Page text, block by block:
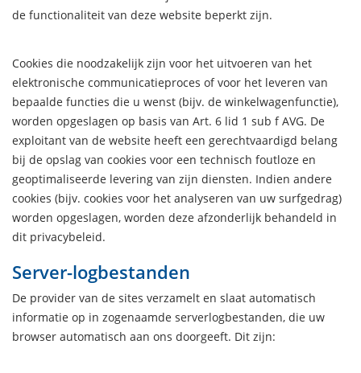
de functionaliteit van deze website beperkt zijn.
Cookies die noodzakelijk zijn voor het uitvoeren van het
elektronische communicatieproces of voor het leveren van
bepaalde functies die u wenst (bijv. de winkelwagenfunctie),
worden opgeslagen op basis van Art. 6 lid 1 sub f AVG. De
exploitant van de website heeft een gerechtvaardigd belang
bij de opslag van cookies voor een technisch foutloze en
geoptimaliseerde levering van zijn diensten. Indien andere
cookies (bijv. cookies voor het analyseren van uw surfgedrag)
worden opgeslagen, worden deze afzonderlijk behandeld in
dit privacybeleid.
Server-logbestanden
De provider van de sites verzamelt en slaat automatisch
informatie op in zogenaamde serverlogbestanden, die uw
browser automatisch aan ons doorgeeft. Dit zijn: